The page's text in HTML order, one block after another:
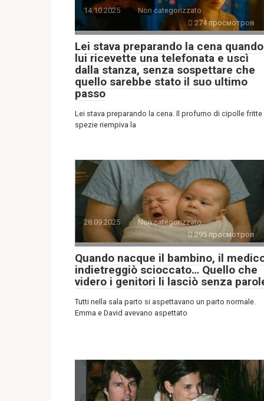
14.10.2025
Non categorizzato
274 просмотров
Lei stava preparando la cena quando
lui ricevette una telefonata e uscì
dalla stanza, senza sospettare che
quello sarebbe stato il suo ultimo
passo
Lei stava preparando la cena. Il profumo di cipolle fritte
spezie riempiva la
28.09.2025
Non categorizzato
295 просмотров
Quando nacque il bambino, il
indietreggiò scioccato… Quello che
videro i genitori li lasciò senza
Tutti nella sala parto si aspettavano un parto normale.
Emma e David avevano aspettato